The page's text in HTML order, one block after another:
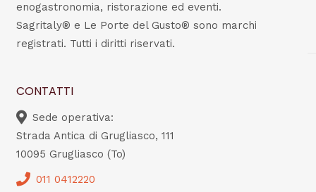
enogastronomia, ristorazione ed eventi.
Sagritaly® e Le Porte del Gusto® sono marchi
registrati. Tutti i diritti riservati.
CONTATTI
Sede operativa:
Strada Antica di Grugliasco, 111
10095 Grugliasco (To)
011 0412220